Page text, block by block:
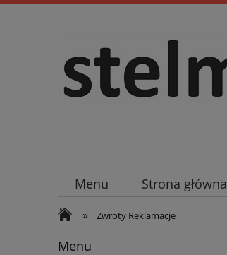
Menu Strona główna
» Zwroty Reklamacje
Menu